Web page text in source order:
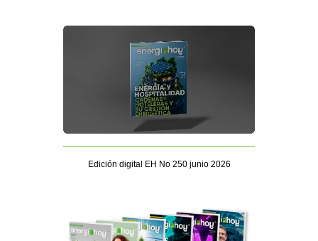
Edición digital EH No 250 junio 2026